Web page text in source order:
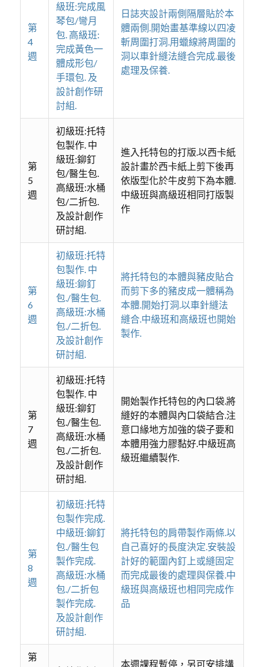
第
4
週
級班:完成風
琴包/彎月
包. 高級班:
完成黃色一
體成形包/
手環包. 及
設計創作研
討組.
日誌夾設計兩側隔層貼於本
體兩側.開始畫基準線以四凌
斬周圍打洞.用蠟線將周圍的
洞以車針縫法縫合完成.最後
處理及保養.
第
5
週
初級班:托特
包製作. 中
級班:鉚釘
包/醫生包.
高級班:水桶
包/二折包.
及設計創作
研討組.
進入托特包的打版.以西卡紙
設計畫於西卡紙上剪下後再
依版型化於牛皮剪下為本體.
中級班與高級班相同打版製
作
第
6
週
初級班:托特
包製作. 中
級班:鉚釘
包./醫生包.
高級班:水桶
包./二折包.
及設計創作
研討組.
將托特包的本體與豬皮貼合
而剪下多的豬皮成一體稱為
本體.開始打洞.以車針縫法
縫合.中級班和高級班也開始
製作.
第
7
週
初級班:托特
包製作. 中
級班:鉚釘
包./醫生包.
高級班:水桶
包./二折包.
及設計創作
研討組.
開始製作托特包的內口袋.將
縫好的本體與內口袋結合.注
意口緣地方加強的袋子要和
本體用強力膠黏好.中級班高
級班繼續製作.
第
8
週
初級班:托特
包製作完成.
中級班:鉚釘
包./醫生包
製作完成.
高級班:水桶
包./二折包
製作完成.
及設計創作
研討組.
將托特包的肩帶製作兩條.以
自己喜好的長度決定.安裝設
計好的範圍內釘上或縫固定
而完成最後的處理與保養.中
級班與高級班也相同完成作
品
第
本週課程暫停，另可安排講